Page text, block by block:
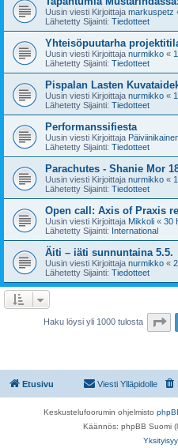
Uusin viesti Kirjoittaja markuspetz
Lähetetty Sijainti: Tiedotteet
Yhteisöpuutarha
Uusin viesti Kirjoittaja nurmikko «
Lähetetty Sijainti: Tiedotteet
Pispalan Lasten
Uusin viesti Kirjoittaja nurmikko «
Lähetetty Sijainti: Tiedotteet
Performanssifiesta
Uusin viesti Kirjoittaja
Lähetetty Sijainti: Tiedotteet
Parachutes - Shanie Mor
Uusin viesti Kirjoittaja nurmikko «
Lähetetty Sijainti: Tiedotteet
Open call: Axis of Praxis
Uusin viesti Kirjoittaja Mikkoli « 30
Lähetetty Sijainti: International
Äiti – iäti sunnuntaina 5.5.
Uusin viesti Kirjoittaja nurmikko «
Lähetetty Sijainti: Tiedotteet
Haku löysi yli 1000 tulosta
Etusivu Viesti Ylläpidolle
Keskustelufoorumin ohjelmisto
Käännös: phpBB Suomi